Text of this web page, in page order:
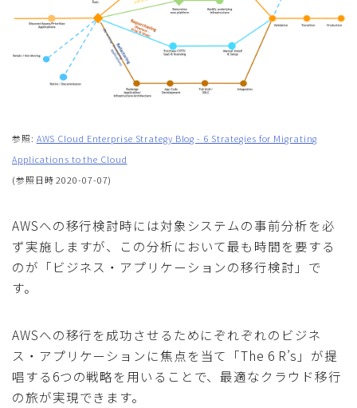
参照: AWS Cloud Enterprise Strategy Blog - 6 Strategies for Migrating
Applications to the Cloud
(参照日時 2020-07-07)
AWSへの移行検討時には対象システムの事前分析を必
ず実施しますが、この分析において最も時間を要する
のが「ビジネス・アプリケーションの移行検討」で
す。
AWSへの移行を成功させるためにぞれぞれのビジネ
ス・アプリケーションに焦点を当て「The 6 R’s」が提
唱する6つの戦略を用いることで、最適なクラウド移行
の旅が実現できます。